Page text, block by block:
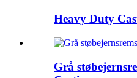
Heavy Duty
Grå